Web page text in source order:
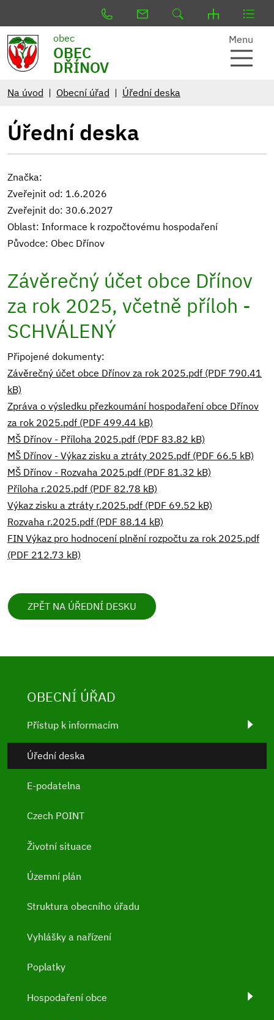
obec
OBEC
DŘÍNOV
Menu
Na úvod Obecní úřad Úřední deska
Úřední deska
Značka:
Zveřejnit od: 1.6.2026
Zveřejnit do: 30.6.2027
Oblast: Informace k rozpočtovému hospodaření
Původce: Obec Dřínov
Závěrečný účet obce Dřínov
za rok 2025, včetně příloh -
SCHVÁLENÝ
Připojené dokumenty:
Závěrečný účet obce Dřínov za rok 2025.pdf (PDF 790.41
kB)
Zpráva o výsledku přezkoumání hospodaření obce Dřínov
za rok 2025.pdf (PDF 499.44 kB)
MŠ Dřínov - Příloha 2025.pdf (PDF 83.82 kB)
MŠ Dřínov - Výkaz zisku a ztráty 2025.pdf (PDF 66.5 kB)
MŠ Dřínov - Rozvaha 2025.pdf (PDF 81.32 kB)
Příloha r.2025.pdf (PDF 82.78 kB)
Výkaz zisku a ztráty r.2025.pdf (PDF 69.52 kB)
Rozvaha r.2025.pdf (PDF 88.14 kB)
FIN Výkaz pro hodnocení plnění rozpočtu za rok 2025.pdf
(PDF 212.73 kB)
ZPĚT NA ÚŘEDNÍ DESKU
OBECNÍ ÚŘAD
Přístup k informacím
Úřední deska
E-podatelna
Czech POINT
Životní situace
Územní plán
Struktura obecního úřadu
Vyhlášky a nařízení
Poplatky
Hospodaření obce